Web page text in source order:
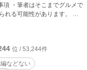
・筆者はそこまでグルメで
る可能性があります。 ・
位 / 53,244件
などない